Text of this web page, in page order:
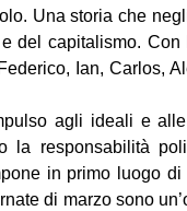
Una storia che
del capitalismo. Con
Ian, Carlos,
agli ideali e
la responsabilità
in primo luogo di
di marzo sono